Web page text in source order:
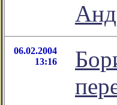
06.02.2004
13:16